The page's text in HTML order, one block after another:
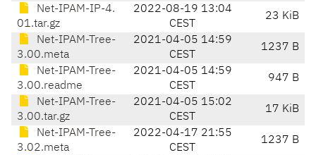
Net-IPAM-IP-4.
01.tar.gz
2022-08-19 13:04
CEST
23 KiB
Net-IPAM-Tree-
3.00.meta
2021-04-05 14:59
CEST
1237 B
Net-IPAM-Tree-
3.00.readme
2021-04-05 14:59
CEST
947 B
Net-IPAM-Tree-
3.00.tar.gz
2021-04-05 15:02
CEST
17 KiB
Net-IPAM-Tree-
3.02.meta
2022-04-17 21:55
CEST
1237 B